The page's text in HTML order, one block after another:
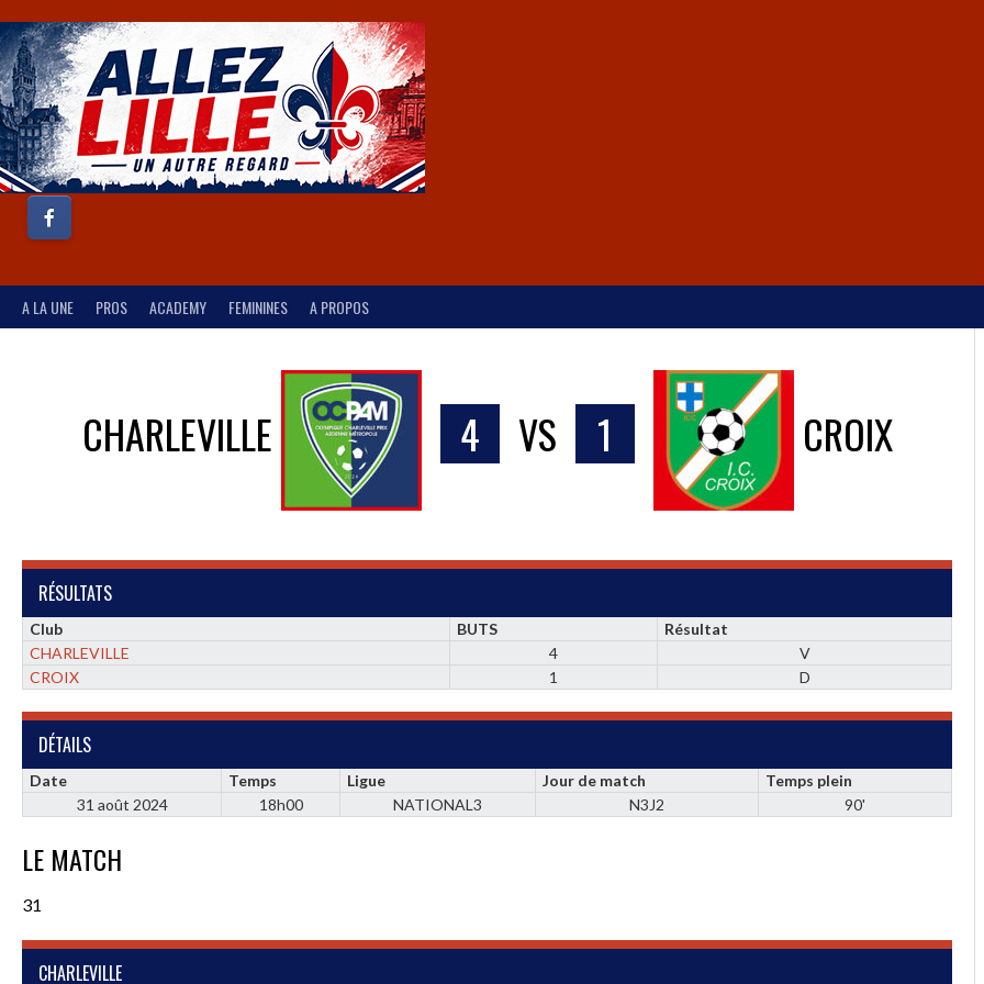
A LA UNE PROS ACADEMY FEMININES A PROPOS
CHARLEVILLE 4 VS 1 CROIX
RÉSULTATS
Club BUTS
Résultat
CHARLEVILLE
4
V
CROIX
1 D
DÉTAILS
Date Temps Ligue Jour de match
Temps plein
31 août 2024
18h00 NATIONAL3 N3J2 90'
LE MATCH
31
CHARLEVILLE